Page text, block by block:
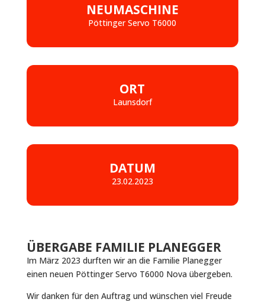
NEUMASCHINE
Pöttinger Servo T6000
ORT
Launsdorf
DATUM
23.02.2023
ÜBERGABE FAMILIE PLANEGGER
Im März 2023 durften wir an die Familie Planegger
einen neuen Pöttinger Servo T6000 Nova übergeben.
Wir danken für den Auftrag und wünschen viel Freude